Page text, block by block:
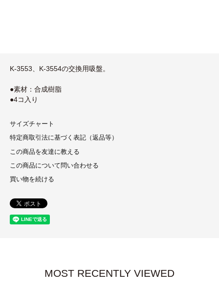
K-3553、K-3554の交換用吸盤。
●素材：合成樹脂
●4コ入り
サイズチャート
特定商取引法に基づく表記（返品等）
この商品を友達に教える
この商品について問い合わせる
買い物を続ける
MOST RECENTLY VIEWED